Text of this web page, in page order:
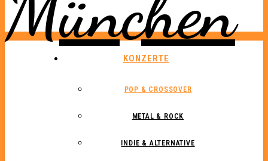
KONZERTE
POP & CROSSOVER
METAL & ROCK
INDIE & ALTERNATIVE